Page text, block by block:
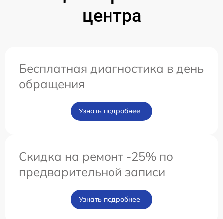
центра
Бесплатная диагностика в день
обращения
Узнать подробнее
Скидка на ремонт -25% по
предварительной записи
Узнать подробнее